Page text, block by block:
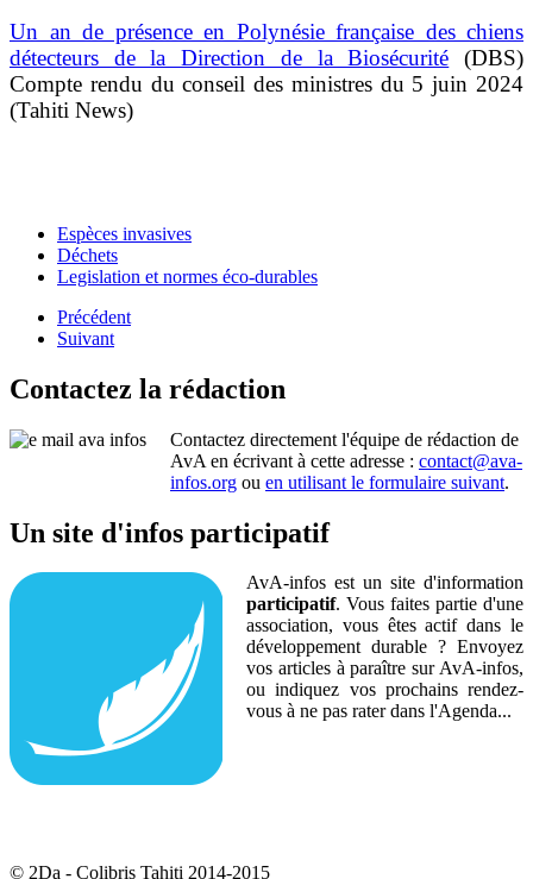
Un an de présence en Polynésie française des chiens
détecteurs de la Direction de la Biosécurité (DBS)
Compte rendu du conseil des ministres du 5 juin 2024
(Tahiti News)
Espèces invasives
Déchets
Legislation et normes éco-durables
Précédent
Suivant
Contactez la rédaction
Contactez directement l'équipe de rédaction de
AvA en écrivant à cette adresse : contact@ava-
infos.org ou en utilisant le formulaire suivant.
Un site d'infos participatif
AvA-infos est un site d'information
participatif. Vous faites partie d'une
association, vous êtes actif dans le
développement durable ? Envoyez
vos articles à paraître sur AvA-infos,
ou indiquez vos prochains rendez-
vous à ne pas rater dans l'Agenda...
© 2Da - Colibris Tahiti 2014-2015